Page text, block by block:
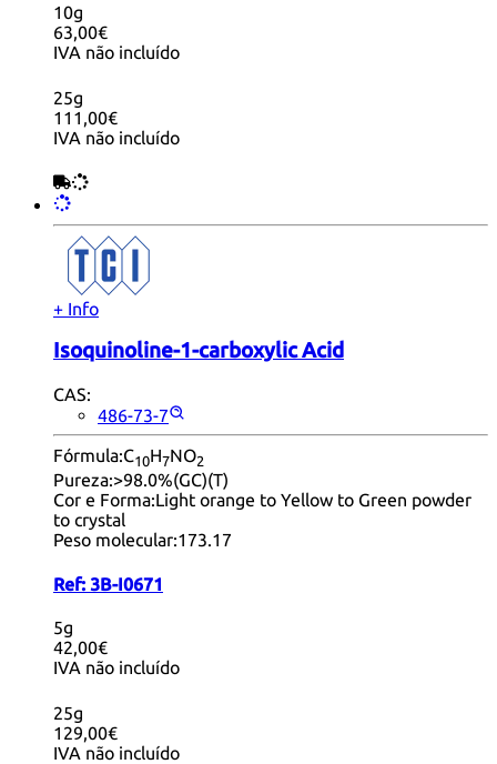
10g
63,00€
IVA não incluído
25g
111,00€
IVA não incluído
+ Info
Isoquinoline-1-carboxylic Acid
CAS:
486-73-7
Fórmula:C10H7NO2
Pureza:>98.0%(GC)(T)
Cor e Forma:Light orange to Yellow to Green powder
to crystal
Peso molecular:173.17
Ref: 3B-I0671
5g
42,00€
IVA não incluído
25g
129,00€
IVA não incluído